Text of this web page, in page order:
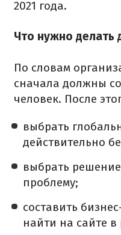
2021 года.
Что нужно делать
По словам
сначала должны
человек. После
выбрать
действительно
выбрать
проблему;
составить
найти на сайте в